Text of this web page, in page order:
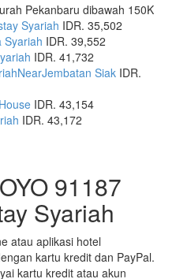
Pekanbaru dibawah 150K
Syariah IDR. 35,502
Syariah IDR. 39,552
IDR. 41,732
Siak IDR.
IDR. 43,154
IDR. 43,172
91187
Syariah
atau aplikasi hotel
kartu kredit dan PayPal.
kartu kredit atau akun